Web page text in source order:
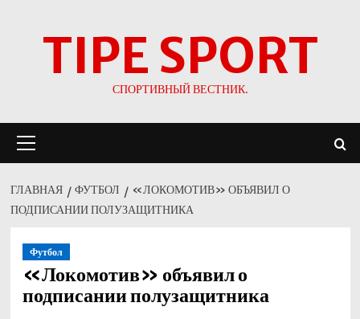
TIPE SPORT
СПОРТИВНЫЙ ВЕСТНИК.
меню
ГЛАВНАЯ ФУТБОЛ
«ЛОКОМОТИВ» ОБЪЯВИЛ О
ПОДПИСАНИИ ПОЛУЗАЩИТНИКА
Футбол
«Локомотив» объявил о
подписании полузащитника